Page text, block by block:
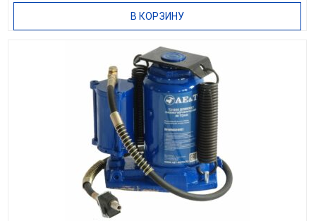
В КОРЗИНУ